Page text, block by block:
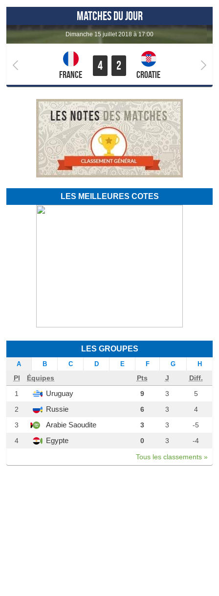
MATCHES DU JOUR
dimanche 15 juillet 2018 à 17:00
France
4 2
Croatie
LES MEILLEURES COTES
LES GROUPES
A B C D E F G H
Pl Équipes Pts J
Diff.
1
Uruguay 9 3
5
2
Russie 6 3
4
3
Arabie Saoudite 3 3
-5
4
Egypte 0 3 -4
Tous les classements »